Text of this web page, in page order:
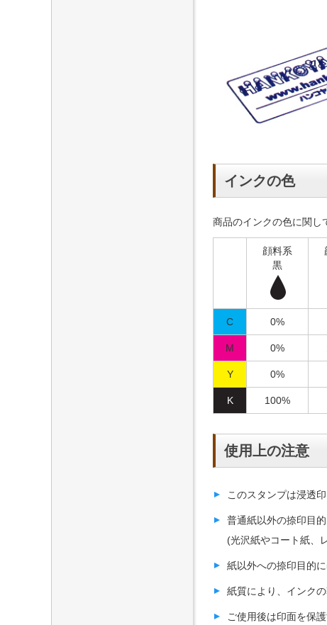
インクの色
商品のインクの色に関し
顔料系
黒
C 0%
M 0%
Y 0%
K 100%
使用上の注意
このスタンプは浸透
普通紙以外の捺印目
(光沢紙やコート紙、
紙以外への捺印目的
紙質により、インク
ご使用後は印面を保